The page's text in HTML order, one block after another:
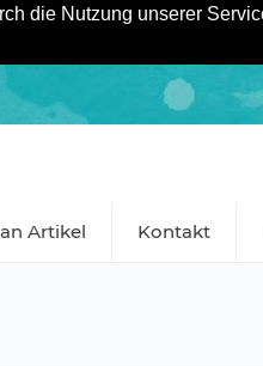
die Nutzung unserer
Artikel Kontakt